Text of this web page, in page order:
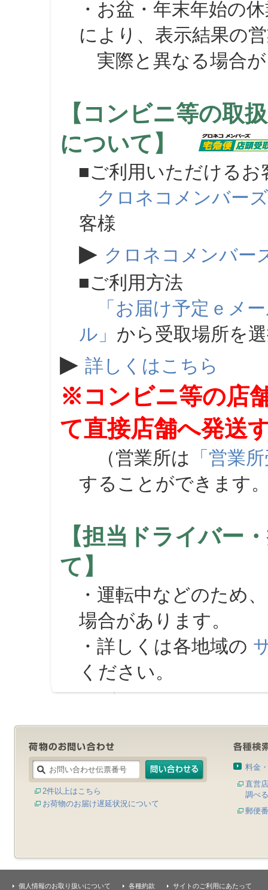
・お盆・年末年始の
により、表示結果の
実際と異なる場合が
【コンビニ等の取
について】
■ご利用いただけるお
クロネコメンバーズ
客様
▶ クロネコメンバー
■ご利用方法
「お届け予定ｅメ
ル」 から受取場所を
▶ 詳しくはこちら
※コンビニ等の店
て直接店舗へ発送
（営業所は 「営業
することができます
【担当ドライバー
て】
・運転中などのため
場合があります。
・詳しくは各地域の
ください。
2件以上はこちら
お荷物のお届け遅延状況について
料金
直営
調べる
郵便
個人情報のお取り扱いについて 各種約款 サイトのご利用にあたって